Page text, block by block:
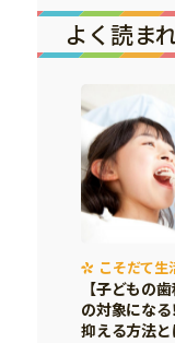
よく読ま
こそだて生
【子どもの
の対象にな
抑える方法と